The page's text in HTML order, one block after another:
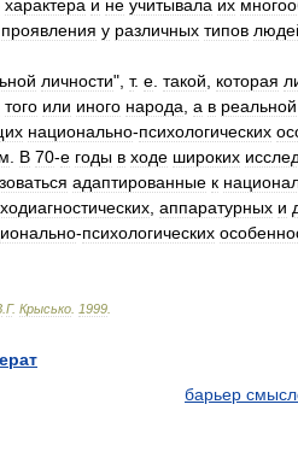
характера и не учитывала их
проявления у различных типов
личности", т. е такой которая
того или иного народа а в реальной
национально-психологических
В 70-е годы в ходе широких
адаптированные к
аппаратурных и
-психологических
Г. Крысько 1999
барьер